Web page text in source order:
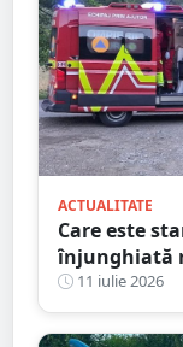
ACTUALITATE
Care este
înjunghiată
cuțitul în
11 iulie 2026